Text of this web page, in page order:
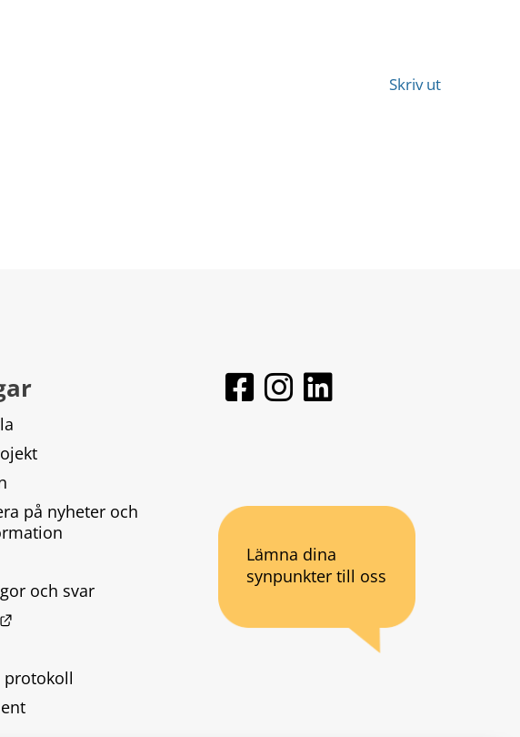
Skriv ut
på nyheter och
och svar
protokoll
Lämna dina
synpunkter till oss